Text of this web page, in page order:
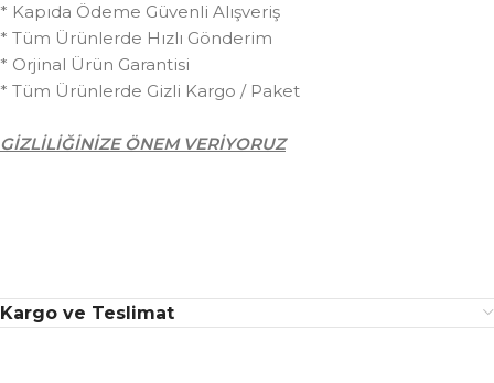
* Kapıda Ödeme Güvenli Alışveriş
* Tüm Ürünlerde Hızlı Gönderim
* Orjinal Ürün Garantisi
* Tüm Ürünlerde Gizli Kargo / Paket
GİZLİLİĞİNİZE ÖNEM VERİYORUZ
Kargo ve Teslimat